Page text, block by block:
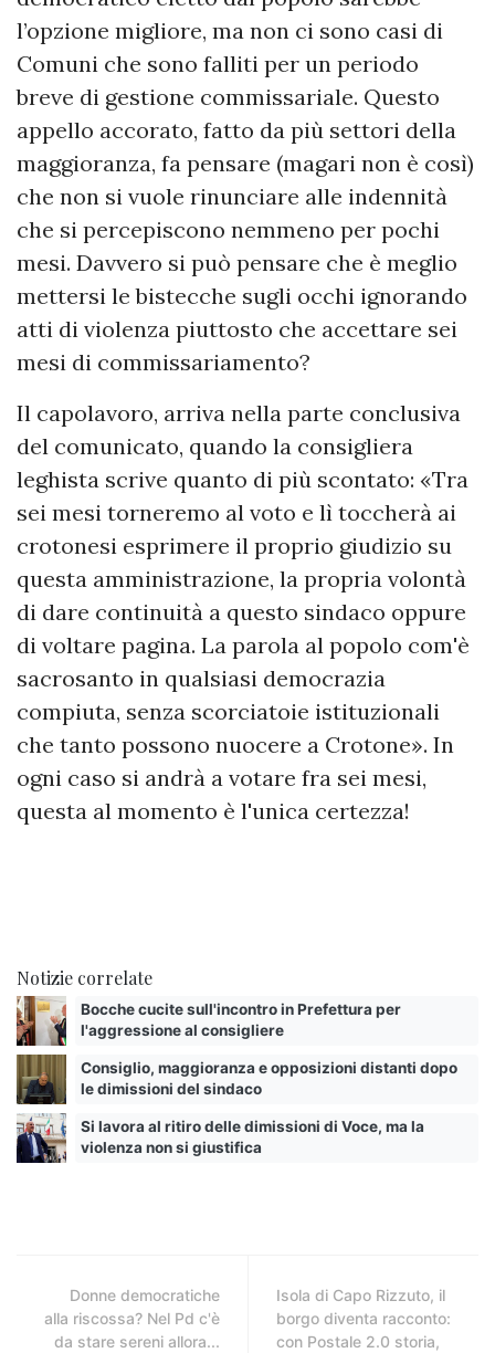
l’opzione migliore, ma non ci sono casi di
Comuni che sono falliti per un periodo
breve di gestione commissariale. Questo
appello accorato, fatto da più settori della
maggioranza, fa pensare (magari non è così)
che non si vuole rinunciare alle indennità
che si percepiscono nemmeno per pochi
mesi. Davvero si può pensare che è meglio
mettersi le bistecche sugli occhi ignorando
atti di violenza piuttosto che accettare sei
mesi di commissariamento?
Il capolavoro, arriva nella parte conclusiva
del comunicato, quando la consigliera
leghista scrive quanto di più scontato: «Tra
sei mesi torneremo al voto e lì toccherà ai
crotonesi esprimere il proprio giudizio su
questa amministrazione, la propria volontà
di dare continuità a questo sindaco oppure
di voltare pagina. La parola al popolo com'è
sacrosanto in qualsiasi democrazia
compiuta, senza scorciatoie istituzionali
che tanto possono nuocere a Crotone». In
ogni caso si andrà a votare fra sei mesi,
questa al momento è l'unica certezza!
Notizie correlate
Bocche cucite sull'incontro in Prefettura per
l'aggressione al consigliere
Consiglio, maggioranza e opposizioni distanti dopo
le dimissioni del sindaco
Si lavora al ritiro delle dimissioni di Voce, ma la
violenza non si giustifica
Donne democratiche
alla riscossa? Nel Pd c'è
da stare sereni allora...
Isola di Capo Rizzuto, il
borgo diventa racconto:
con Postale 2.0 storia,